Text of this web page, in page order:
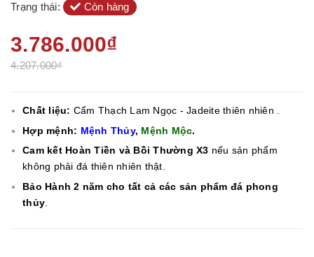
Trạng thái: Còn hàng
3.786.000₫
4.207.000₫
Chất liệu: Cẩm Thạch Lam Ngọc - Jadeite thiên nhiên .
Hợp mệnh: Mệnh Thủy, Mệnh Mộc.
Cam kết Hoàn Tiền và Bồi Thường X3 nếu sản phẩm
không phải đá thiên nhiên thật.
Bảo Hành 2 năm cho tất cả các sản phẩm đá phong
thủy